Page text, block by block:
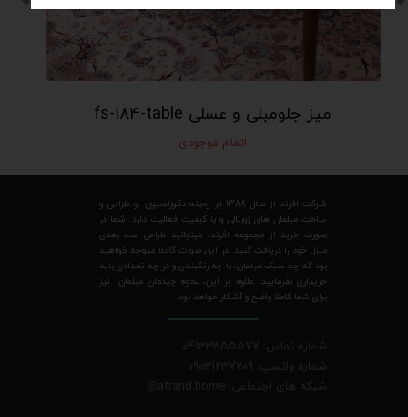
میز جلومبلی و عسلی fs-184-table
اتمام موجودی
شرکت افرند از سال 1388 در زمینه دکوراسیون و طراحی و
ساخت مبلمان های ژورنالی و با کیفیت فعالیت دارد. شما در
صورت خرید از مجموعه افرند، میتوانید طراحی سه بعدی
منزل خود را دریافت کنید. در این صورت کاملا متوجه خواهید
بود که چه سبک مبلمان، با چه رنگبندی و در چه تعدادی باید
خریداری بفرمایید. علاوه بر این، نحوه چیدمان مبلمان نیز
برای شما کاملا واضح و آشکار خواهد بود.
شماره تماس: 04133355577
شماره واتسپ: 09031237209
شبکه های اجتماعی: afrand.home
@